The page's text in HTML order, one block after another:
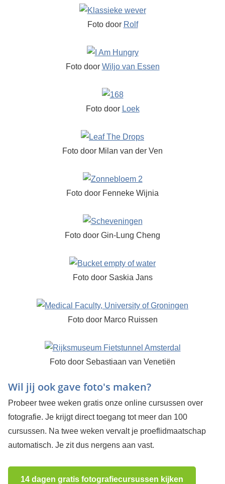
Foto door Rolf
Foto door Wiljo van Essen
Foto door Loek
Foto door Milan van der Ven
Foto door Fenneke Wijnia
Foto door Gin-Lung Cheng
Foto door Saskia Jans
Foto door Marco Ruissen
Foto door Sebastiaan van Venetiën
Wil jij ook gave foto's maken?
Probeer twee weken gratis onze online cursussen over
fotografie. Je krijgt direct toegang tot meer dan 100
cursussen. Na twee weken vervalt je proeflidmaatschap
automatisch. Je zit dus nergens aan vast.
14 dagen gratis fotografiecursussen kijken